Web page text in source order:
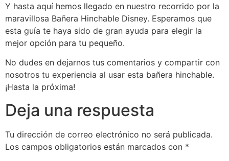
Y hasta aquí hemos llegado en nuestro recorrido por la
maravillosa Bañera Hinchable Disney. Esperamos que
esta guía te haya sido de gran ayuda para elegir la
mejor opción para tu pequeño.
No dudes en dejarnos tus comentarios y compartir con
nosotros tu experiencia al usar esta bañera hinchable.
¡Hasta la próxima!
Deja una respuesta
Tu dirección de correo electrónico no será publicada.
Los campos obligatorios están marcados con *